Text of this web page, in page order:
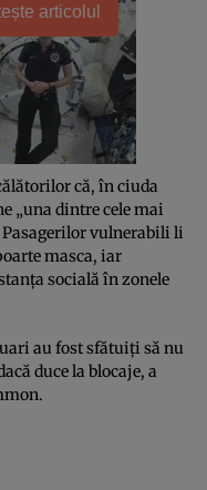
articolul
că, în ciuda
„una dintre cele mai
vulnerabili li
masca, iar
socială în zonele
au fost sfătuiți să nu
duce la blocaje, a